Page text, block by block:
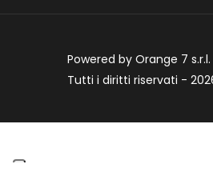
Powered by Orange 7
Tutti i diritti riservati -